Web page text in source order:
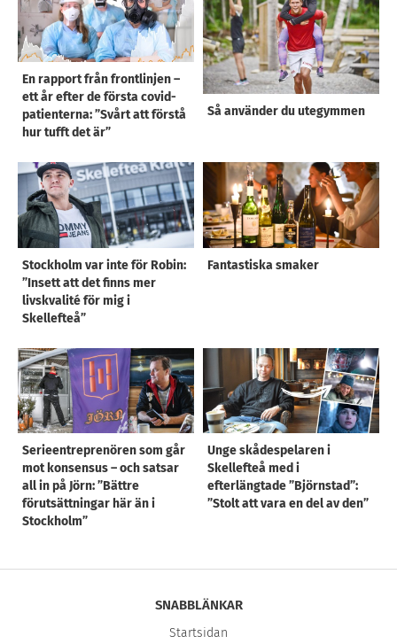
En rapport från frontlinjen –
ett år efter de första covid-
patienterna: ”Svårt att förstå
hur tufft det är”
Så använder du utegymmen
Stockholm var inte för Robin:
”Insett att det finns mer
livskvalité för mig i
Skellefteå”
Fantastiska smaker
Serieentreprenören som går
mot konsensus – och satsar
all in på Jörn: ”Bättre
förutsättningar här än i
Stockholm”
Unge skådespelaren i
Skellefteå med i
efterlängtade ”Björnstad”:
”Stolt att vara en del av den”
SNABBLÄNKAR
Startsidan